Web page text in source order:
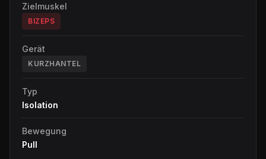
Zielmuskel
BIZEPS
Gerät
KURZHANTEL
Typ
Isolation
Bewegung
Pull